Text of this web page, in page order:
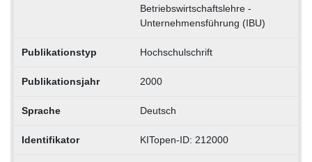
Betriebswirtschaftslehre -
Unternehmensführung (IBU)
Publikationstyp Hochschulschrift
Publikationsjahr 2000
Sprache Deutsch
Identifikator KITopen-ID: 212000